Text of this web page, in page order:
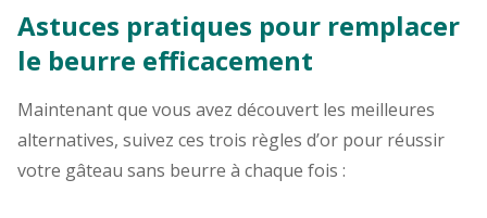
Astuces pratiques pour remplacer
le beurre efficacement
Maintenant que vous avez découvert les meilleures
alternatives, suivez ces trois règles d’or pour réussir
votre gâteau sans beurre à chaque fois :